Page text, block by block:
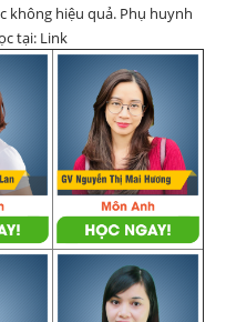
không hiệu quả. Phụ huynh
tại: Link